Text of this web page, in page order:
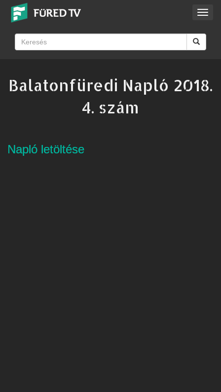
Balatonfüredi Napló 2018.
4. szám
Napló letöltése
Napló letöltése